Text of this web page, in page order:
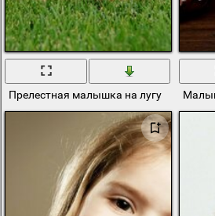
Прелестная малышка на лугу